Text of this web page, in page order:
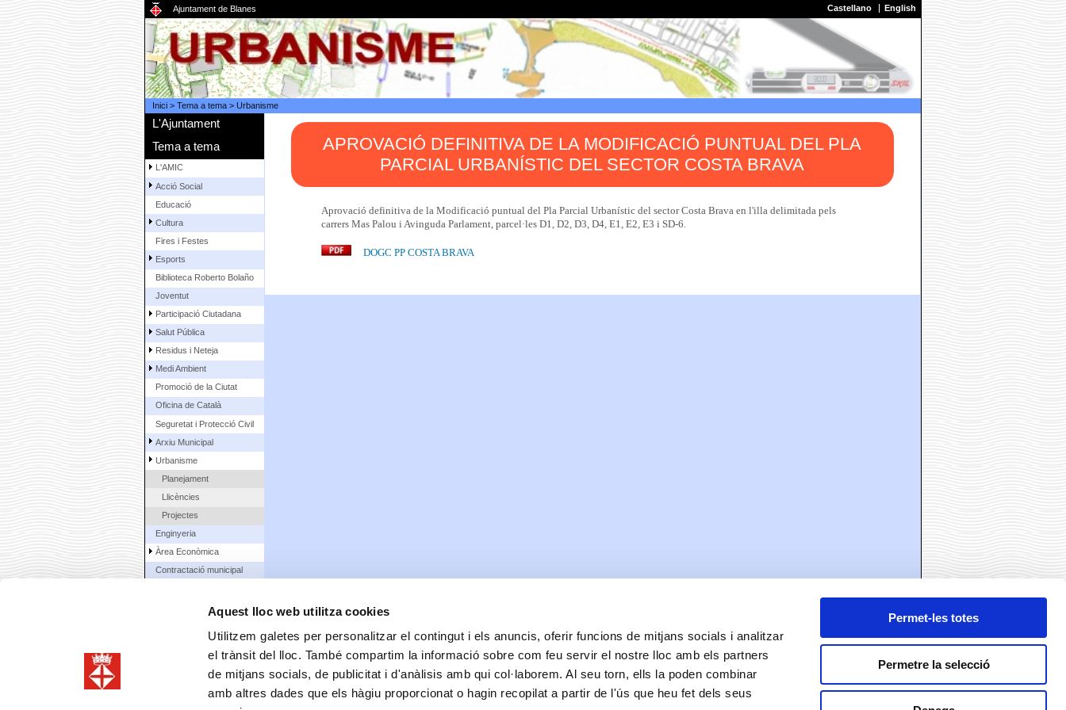
Aquest lloc web utilitza cookies
Utilitzem galetes per personalitzar el contingut i els anuncis, oferir funcions de mitjans socials i analitzar
el trànsit del lloc. També compartim la informació sobre com feu servir el nostre lloc amb els partners
de mitjans socials, de publicitat i d'anàlisis amb qui col·laborem. Al seu torn, ells la poden combinar
amb altres dades que els hàgiu proporcionat o hagin recopilat a partir de l'ús que heu fet dels seus
Permet-les totes
Permetre la selecció
Ajuntament de Blanes Castellano English
Inici> Tema a tema> Urbanisme
L'Ajuntament
Tema a tema
L'AMIC
Acció Social
Educació
Cultura
Fires i Festes
Esports
Biblioteca Roberto Bolaño
Joventut
Participació Ciutadana
Salut Pública
Residus i Neteja
Medi Ambient
Promoció de la Ciutat
Oficina de Català
Seguretat i Protecció Civil
Arxiu Municipal
Urbanisme
Planejament
Llicències
Projectes
Enginyeria
Àrea Econòmica
Contractació municipal
APROVACIÓ DEFINITIVA DE LA MODIFICACIÓ PUNTUAL DEL PLA
PARCIAL URBANÍSTIC DEL SECTOR COSTA BRAVA
Aprovació definitiva de la Modificació puntual del Pla Parcial Urbanístic del sector Costa Brava en l'illa delimitada pels
carrers Mas Palou i Avinguda Parlament, parcel·les D1, D2, D3, D4, E1, E2, E3 i SD-6.
DOGC PP COSTA BRAVA
Data de realització:05/04/2017| Data de la darrera actualització:06/10/2024
Accessibilitat
Correu de contacte Protecció de dades
Bones pràctiques comunicació
© Ajuntament de Blanes | Protecció de dades| Avís Legal|Política de cookies
Passeig Dintre 29 | 17300 | Blanes Telèfon: 972 379 300 |
Informació